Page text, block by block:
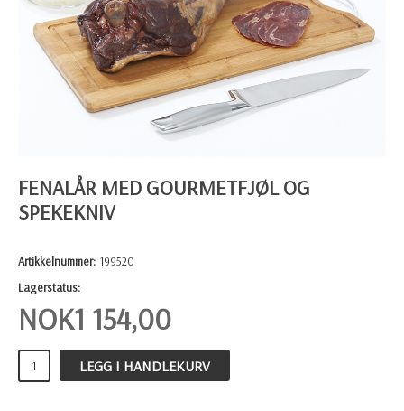
FENALÅR MED GOURMETFJØL OG
SPEKEKNIV
Artikkelnummer: 199520
Lagerstatus:
NOK1 154,00
LEGG I HANDLEKURV